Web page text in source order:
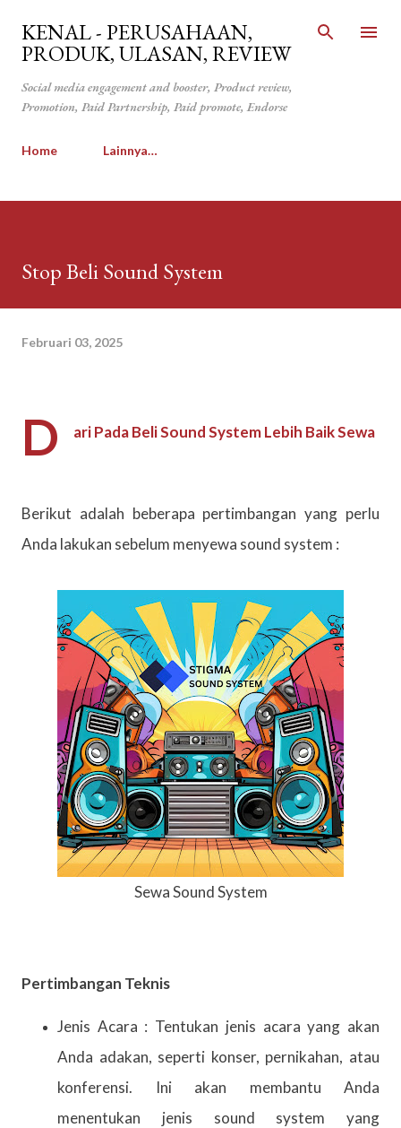
Langsung ke konten utama
KENAL - PERUSAHAAN,
PRODUK, ULASAN, REVIEW
Social media engagement and booster, Product review,
Promotion, Paid Partnership, Paid promote, Endorse
Home Lainnya…
Stop Beli Sound System
Februari 03, 2025
D ari Pada Beli Sound System Lebih Baik Sewa
Berikut adalah beberapa pertimbangan yang perlu
Anda lakukan sebelum menyewa sound system :
Sewa Sound System
Pertimbangan Teknis
Jenis Acara : Tentukan jenis acara yang akan
Anda adakan, seperti konser, pernikahan, atau
konferensi. Ini akan membantu Anda
menentukan jenis sound system yang